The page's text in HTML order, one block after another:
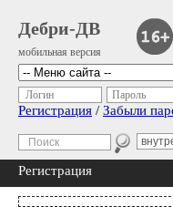
Дебри-ДВ
мобильная версия
Логин Пароль
Регистрация / Забыли
Регистрация